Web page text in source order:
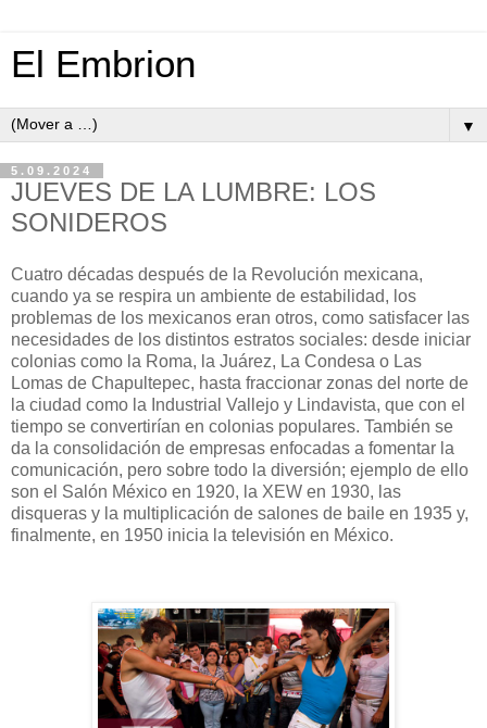
El Embrion
▼
5.09.2024
JUEVES DE LA LUMBRE: LOS
SONIDEROS
Cuatro décadas después de la Revolución mexicana,
cuando ya se respira un ambiente de estabilidad, los
problemas de los mexicanos eran otros, como satisfacer las
necesidades de los distintos estratos sociales: desde iniciar
colonias como la Roma, la Juárez, La Condesa o Las
Lomas de Chapultepec, hasta fraccionar zonas del norte de
la ciudad como la Industrial Vallejo y Lindavista, que con el
tiempo se convertirían en colonias populares. También se
da la consolidación de empresas enfocadas a fomentar la
comunicación, pero sobre todo la diversión; ejemplo de ello
son el Salón México en 1920, la XEW en 1930, las
disqueras y la multiplicación de salones de baile en 1935 y,
finalmente, en 1950 inicia la televisión en México.